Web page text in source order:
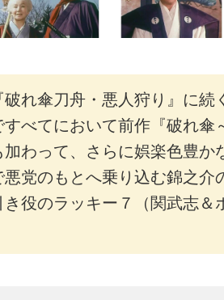
れ傘刀舟・悪人狩り』に続
べてにおいて前作『破れ傘
わって、さらに娯楽色豊か
党のもとへ乗り込む錦之介
役のラッキー７（関武志＆